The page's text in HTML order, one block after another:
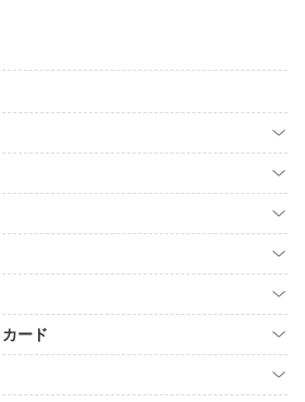
ード